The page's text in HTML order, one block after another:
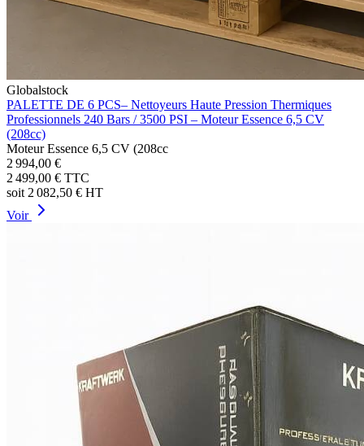
Globalstock
PALETTE DE 6 PCS– Nettoyeurs Haute Pression Thermiques
Professionnels 240 Bars / 3500 PSI – Moteur Essence 6,5 CV
(208cc)
Moteur Essence 6,5 CV (208cc
2 994,00 €
2 499,00 € TTC
soit 2 082,50 € HT
Voir